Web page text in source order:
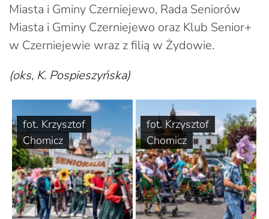
Miasta i Gminy Czerniejewo, Rada Seniorów
Miasta i Gminy Czerniejewo oraz Klub Senior+
w Czerniejewie wraz z filią w Żydowie.
(oks, K. Pospieszyńska)
fot. Krzysztof
Chomicz
fot. Krzysztof
Chomicz